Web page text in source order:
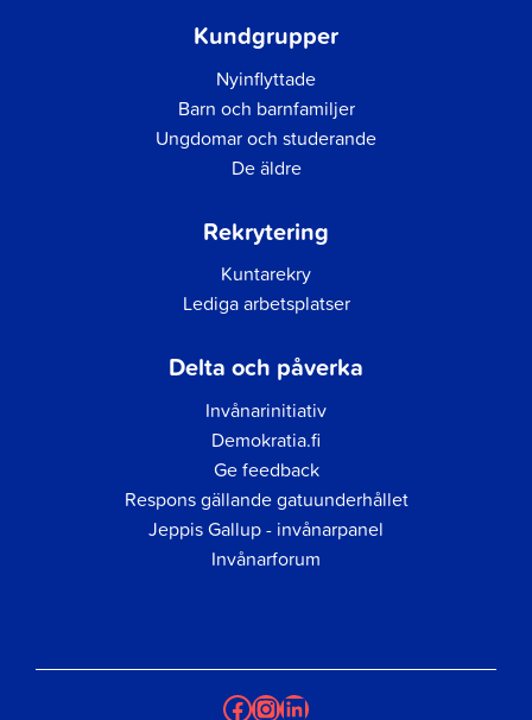
Kundgrupper
Nyinflyttade
Barn och barnfamiljer
Ungdomar och studerande
De äldre
Rekrytering
Kuntarekry
Lediga arbetsplatser
Delta och påverka
Invånarinitiativ
Demokratia.fi
Ge feedback
Respons gällande gatuunderhållet
Jeppis Gallup - invånarpanel
Invånarforum
Facebook
Instagram
LinkedIn